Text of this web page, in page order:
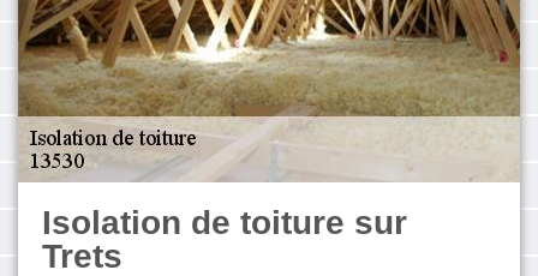
Isolation de toiture sur
Trets